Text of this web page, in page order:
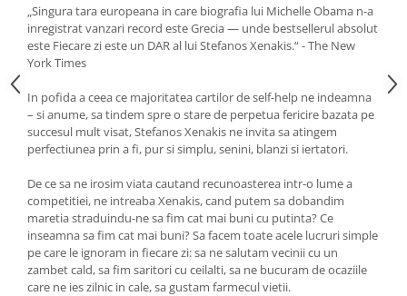
Oracol
Spiritualitate şi ştiinţă
Fără categorie
Cunoaștere
„Singura tara europeana in care biografia lui Michelle Obama n-a
inregistrat vanzari record este Grecia — unde bestsellerul absolut
este Fiecare zi este un DAR al lui Stefanos Xenakis.“ - The New
York Times
In pofida a ceea ce majoritatea cartilor de self-help ne indeamna
– si anume, sa tindem spre o stare de perpetua fericire bazata pe
succesul mult visat, Stefanos Xenakis ne invita sa atingem
perfectiunea prin a fi, pur si simplu, senini, blanzi si iertatori.
De ce sa ne irosim viata cautand recunoasterea intr-o lume a
competitiei, ne intreaba Xenakis, cand putem sa dobandim
maretia straduindu-ne sa fim cat mai buni cu putinta? Ce
inseamna sa fim cat mai buni? Sa facem toate acele lucruri simple
pe care le ignoram in fiecare zi: sa ne salutam vecinii cu un
zambet cald, sa fim saritori cu ceilalti, sa ne bucuram de ocaziile
care ne ies zilnic in cale, sa gustam farmecul vietii.